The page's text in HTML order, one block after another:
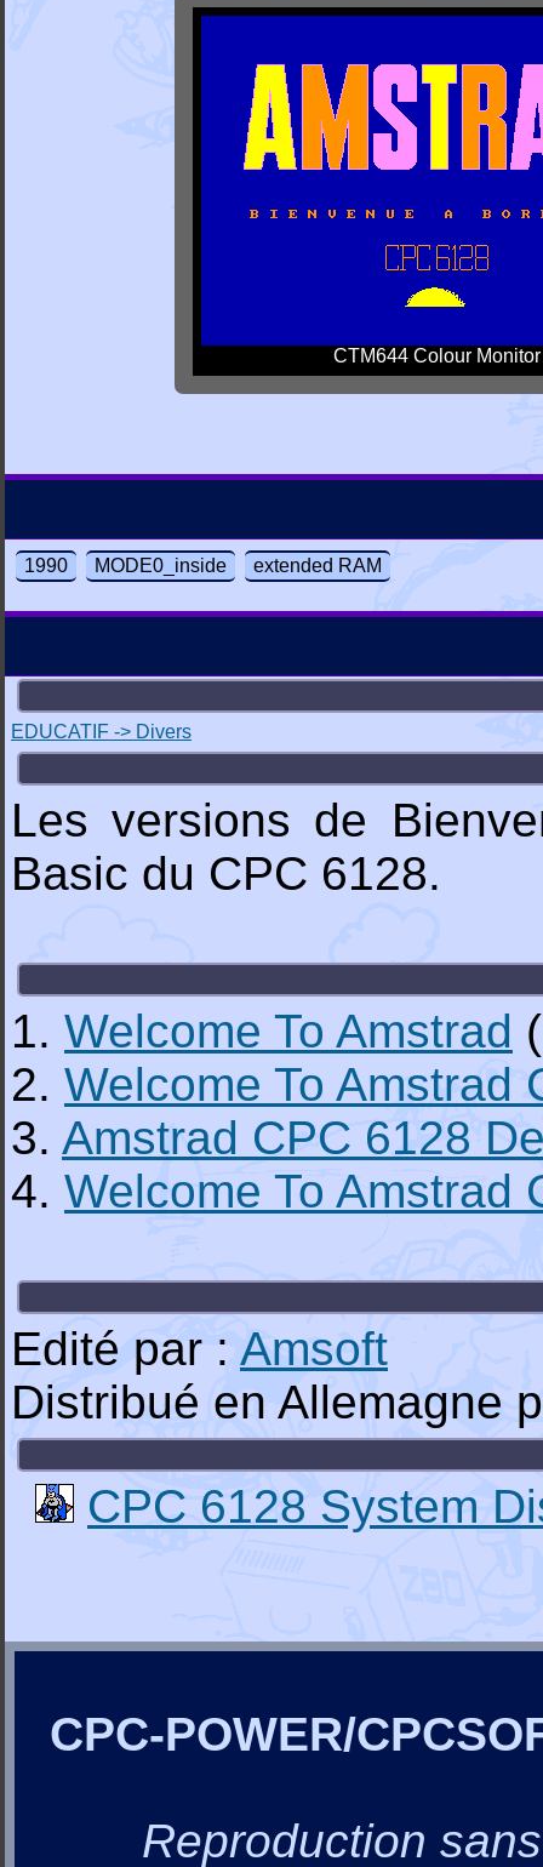
CTM644 Colour Monitor
1990 MODE0_inside extended RAM
EDUCATIF -> Divers
Les versions de
Basic du CPC 6128.
1. Welcome To Amstrad
2. Welcome To Amstrad
3. Amstrad CPC 6128
4. Welcome To Amstrad
Edité par : Amsoft
Distribué en Allemagne
CPC 6128 System
CPC-POWER/
Reproduction